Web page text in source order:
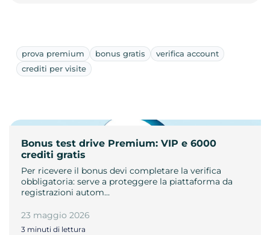
prova premium bonus gratis
verifica account
crediti per visite
Bonus test drive Premium: VIP e 6000
crediti gratis
Per ricevere il bonus devi completare la verifica
obbligatoria: serve a proteggere la piattaforma da
registrazioni autom…
23 maggio 2026
3 minuti di lettura